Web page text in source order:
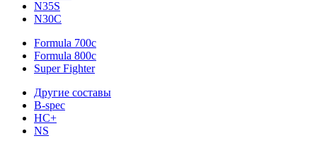
N35S
N30C
Formula 700c
Formula 800c
Super Fighter
Другие составы
B-spec
HC+
NS